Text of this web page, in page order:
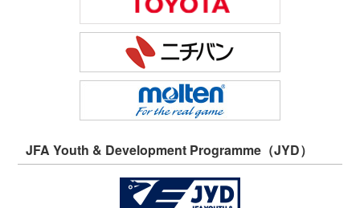
JFA Youth & Development Programme（JYD）